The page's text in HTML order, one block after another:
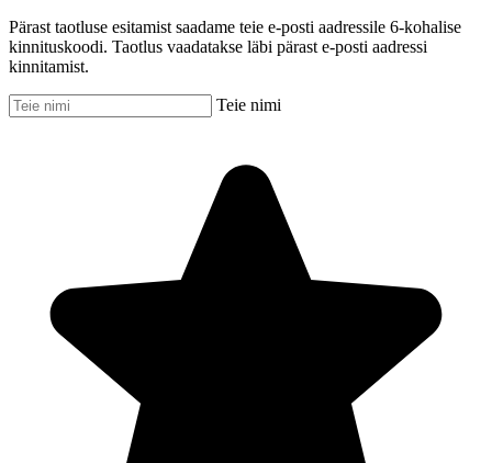
Pärast taotluse esitamist saadame teie e-posti aadressile 6-kohalise
kinnituskoodi. Taotlus vaadatakse läbi pärast e-posti aadressi
kinnitamist.
Teie nimi